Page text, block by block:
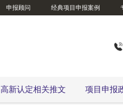
申报顾问 经典项目申报案例
高新认定相关推文 项目申报